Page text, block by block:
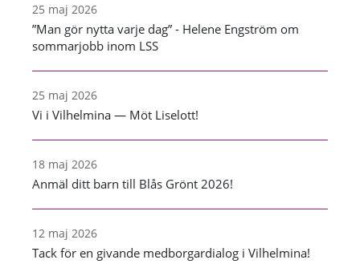
25 maj 2026
”Man gör nytta varje dag” - Helene Engström om
sommarjobb inom LSS
25 maj 2026
Vi i Vilhelmina — Möt Liselott!
18 maj 2026
Anmäl ditt barn till Blås Grönt 2026!
12 maj 2026
Tack för en givande medborgardialog i Vilhelmina!